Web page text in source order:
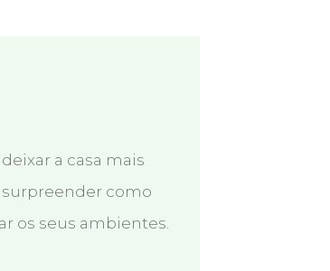
a casa mais
surpreender como
os seus ambientes.